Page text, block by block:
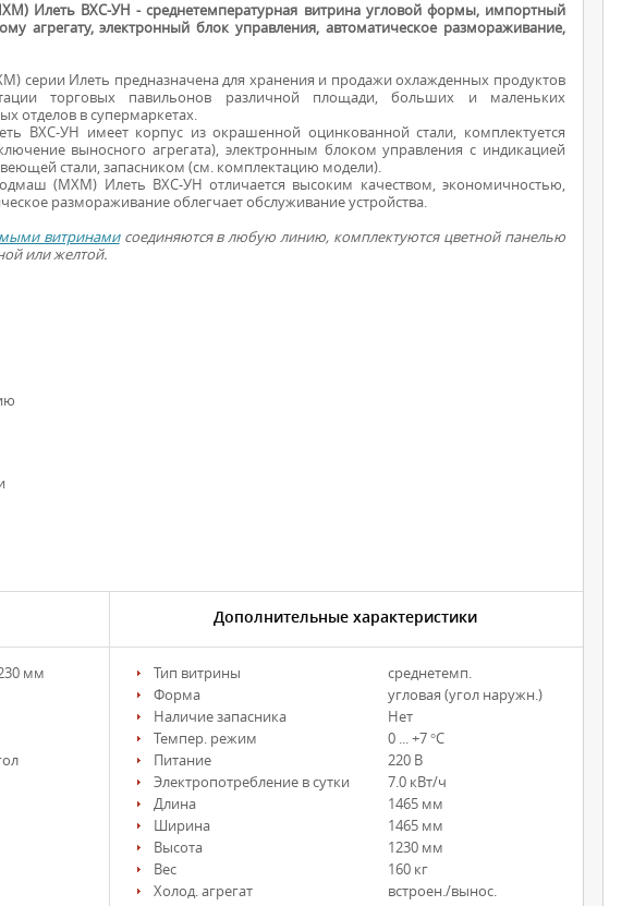
ВИТРИНЫ ДЛЯ
ПРОДУКТОВ
Илеть ВХС-УН - среднетемпературная витрина угловой формы, импортный
агрегату, электронный блок управления, автоматическое размораживание,
серии Илеть предназначена для хранения и продажи охлажденных продуктов
торговых павильонов различной площади, больших и маленьких
отделов в супермаркетах.
ВХС-УН имеет корпус из окрашенной оцинкованной стали, комплектуется
выносного агрегата), электронным блоком управления с индикацией
стали, запасником (см. комплектацию модели).
(МХМ) Илеть ВХС-УН отличается высоким качеством, экономичностью,
размораживание облегчает обслуживание устройства.
витринамисоединяются в любую линию, комплектуются цветной панелью
или желтой.
мм
Дополнительные характеристики
Тип витрины
среднетемп.
Форма
угловая (угол наружн.)
Наличие запасника
Нет
Темпер. режим
0 ... +7 °С
Питание
220 В
Электропотребление в сутки
7.0 кВт/ч
Длина
1465 мм
Ширина
1465 мм
Высота
1230 мм
Вес
160 кг
Холод. агрегат
встроен./вынос.